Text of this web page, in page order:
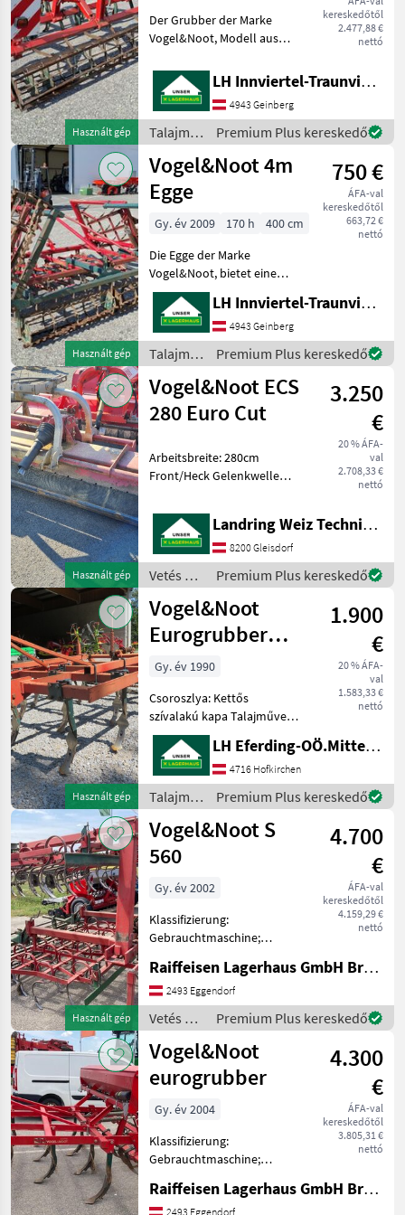
Használt gép
kereskedőtől
2.477,88 €
nettó
Der Grubber der Marke
Vogel&Noot, Modell aus
hochwertiges
landwirtschaftliches Gerät,
das sich ideal für die
Bodenbearbeitung eignet.
Mit e
LH Innviertel-Traunviertel-Urfahr eGen, Geinberg
4943 Geinberg
Talajművelő
gépek /
Vogel&Noot
Premium Plus kereskedő
Használt gép
Vogel&Noot 4m
Egge
750 €
ÁFA-val
kereskedőtől
663,72 €
nettó
Gy. év 2009 170 h
400 cm
Die Egge der Marke
Vogel&Noot, bietet eine
effiziente Lösung für
landwirtschaftliche
Bodenbearbeitung. Die
Egge ist mit einem
Doppelherzschar
ausgestattet, das f
LH Innviertel-Traunviertel-Urfahr eGen, Geinberg
4943 Geinberg
Talajművelő
gépek /
Vogel&Noot
Premium Plus kereskedő
Használt gép
Vogel&Noot ECS
280 Euro Cut
3.250
€
20 % ÁFA-
val
2.708,33 €
nettó
Arbeitsbreite: 280cm
Front/Heck Gelenkwelle
Hämmer Vetés és
növényápolás Lengőkéses
szecskázó
Landring Weiz Technikzentrum Süd
8200 Gleisdorf
Vetés és
növényápolás
/
Vogel&Noot
Premium Plus kereskedő
Használt gép
Vogel&Noot
Eurogrubber
2,60m
1.900
€
20 % ÁFA-
val
1.583,33 €
nettó
Gy. év 1990
Csoroszlya: Kettős
szívalakú kapa Talajművelő
gépek Kombinált
magágykészítő gépek
LH Eferding-OÖ.Mitte, Landtechnik Hofkirchen
4716 Hofkirchen
Talajművelő
gépek /
Vogel&Noot
Premium Plus kereskedő
Használt gép
Vogel&Noot S
560
4.700
€
ÁFA-val
kereskedőtől
4.159,29 €
nettó
Gy. év 2002
Klassifizierung:
Gebrauchtmaschine;
Vorbesitzer: 2; Weitere
Maschinenmerkmale: i
Vetés és növényápolás
Kombinált magágykészítő
és vetőgép
Raiffeisen Lagerhaus GmbH Bruck/Leitha
2493 Eggendorf
Vetés és
növényápolás
/
Vogel&Noot
Premium Plus kereskedő
Vogel&Noot
eurogrubber
4.300
€
ÁFA-val
kereskedőtől
3.805,31 €
nettó
Gy. év 2004
Klassifizierung:
Gebrauchtmaschine;
Seriennummer/Fahrgestellnummer:
Raiffeisen Lagerhaus GmbH Bruck/Leitha
2493 Eggendorf